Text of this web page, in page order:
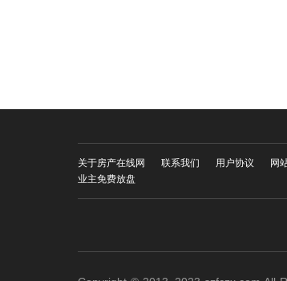
关于房产在线网 联系我们 用户协议 网
业主免费放盘